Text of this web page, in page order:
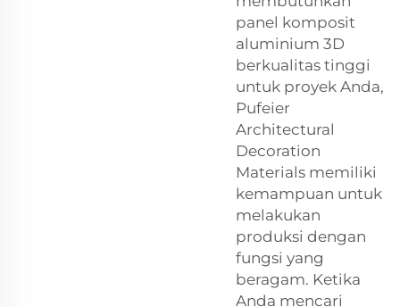
panel komposit
aluminium 3D
berkualitas tinggi
untuk proyek Anda,
Pufeier
Architectural
Decoration
Materials memiliki
kemampuan untuk
melakukan
produksi dengan
fungsi yang
beragam. Ketika
Anda mencari